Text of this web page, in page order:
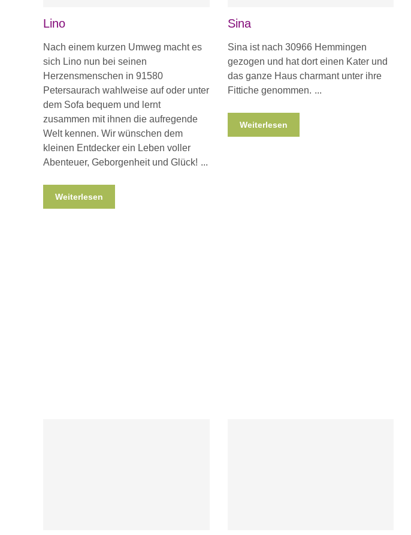
Lino
Nach einem kurzen Umweg macht es
sich Lino nun bei seinen
Herzensmenschen in 91580
Petersaurach wahlweise auf oder unter
dem Sofa bequem und lernt
zusammen mit ihnen die aufregende
Welt kennen. Wir wünschen dem
kleinen Entdecker ein Leben voller
Abenteuer, Geborgenheit und Glück!
Weiterlesen
Sina
Sina ist nach 30966 Hemmingen
gezogen und hat dort einen Kater und
das ganze Haus charmant unter ihre
Fittiche genommen.
Weiterlesen